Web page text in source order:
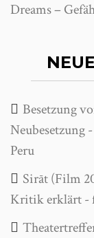
Dreams –
Besetzung
Neubesetzung
Peru
Sirāt (Film
Kritik erklärt -